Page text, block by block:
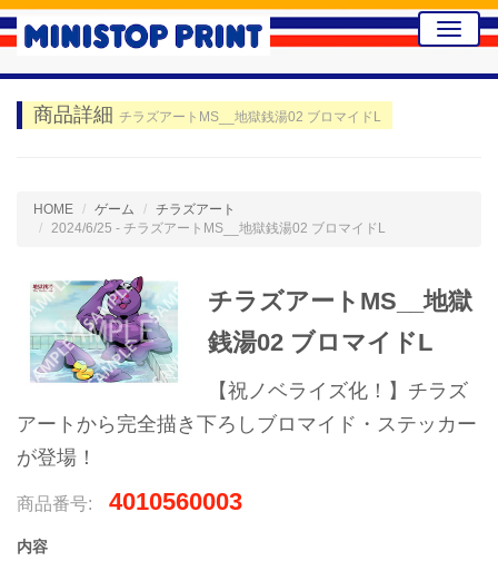
Toggle
商品詳細 チラズアートMS__地獄銭湯02 ブロマイドL
HOME ゲーム
チラズアート
2024/6/25 - チラズアートMS__地獄銭湯02 ブロマイドL
チラズアートMS__地獄
銭湯02 ブロマイドL
【祝ノベライズ化！】チラズ
アートから完全描き下ろしブロマイド・ステッカー
が登場！
商品番号: 4010560003
内容